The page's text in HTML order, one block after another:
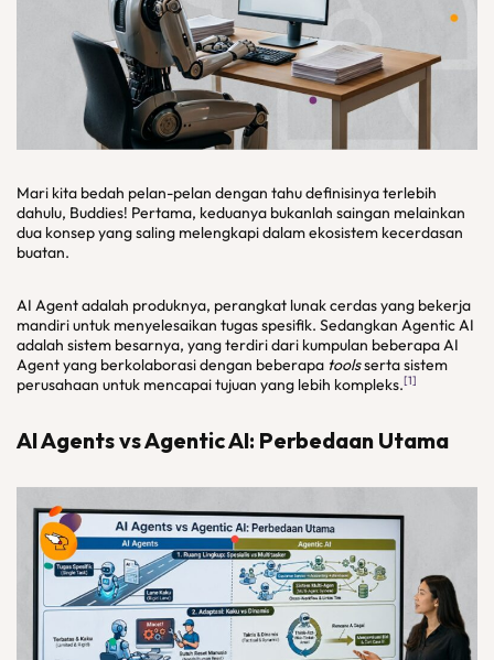
Mari kita bedah pelan-pelan dengan tahu definisinya terlebih
dahulu, Buddies! Pertama, keduanya bukanlah saingan melainkan
dua konsep yang saling melengkapi dalam ekosistem kecerdasan
buatan.
AI Agent adalah produknya, perangkat lunak cerdas yang bekerja
mandiri untuk menyelesaikan tugas spesifik. Sedangkan Agentic AI
adalah sistem besarnya, yang terdiri dari kumpulan beberapa AI
Agent yang berkolaborasi dengan beberapa toolsserta sistem
perusahaan untuk mencapai tujuan yang lebih kompleks.[1]
AI Agents vs Agentic AI: Perbedaan Utama